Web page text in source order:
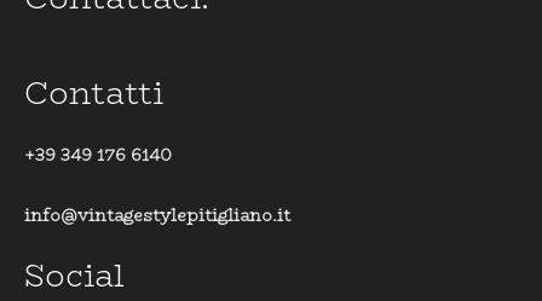
Contatti
+39 349 176 6140
info@vintagestylepitigliano.it
Social